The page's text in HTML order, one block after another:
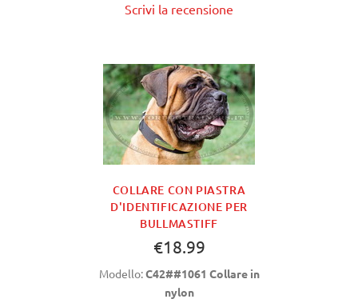
Scrivi la recensione
COLLARE CON PIASTRA
D'IDENTIFICAZIONE PER
BULLMASTIFF
€18.99
Modello:C42##1061 Collare in
nylon